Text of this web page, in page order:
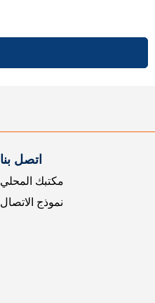
اتصل بنا
مكتبك المحلي
نموذج الاتصال